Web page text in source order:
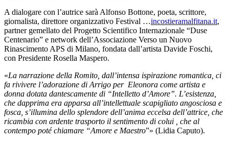
A dialogare con l’autrice sarà Alfonso Bottone, poeta, scrittore,
giornalista, direttore organizzativo Festival …incostieramalfitana.it,
partner gemellato del Progetto Scientifico Internazionale “Duse
Centenario” e network dell’Associazione Verso un Nuovo
Rinascimento APS di Milano, fondata dall’artista Davide Foschi,
con Presidente Rosella Maspero.
«La narrazione della Romito, dall’intensa ispirazione romantica, ci
fa rivivere l’adorazione di Arrigo per Eleonora come artista e
donna dotata dantescamente di “Intelletto d’Amore”. L’esistenza,
che dapprima era apparsa all’intellettuale scapigliato angosciosa e
fosca, s’illumina dello splendore dell’anima eccelsa dell’attrice, che
ricambia con ardente trasporto il sentimento di colui , che al
contempo poté chiamare “Amore e Maestro”» (Lidia Caputo).